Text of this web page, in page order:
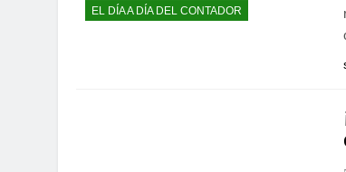
EL DÍA A DÍA DEL CONTADOR